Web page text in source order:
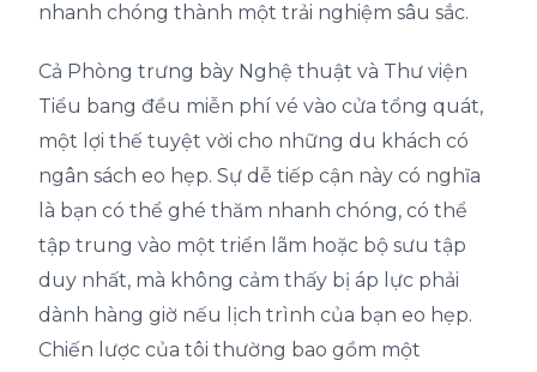
nhanh chóng thành một trải nghiệm sâu sắc.
Cả Phòng trưng bày Nghệ thuật và Thư viện
Tiểu bang đều miễn phí vé vào cửa tổng quát,
một lợi thế tuyệt vời cho những du khách có
ngân sách eo hẹp. Sự dễ tiếp cận này có nghĩa
là bạn có thể ghé thăm nhanh chóng, có thể
tập trung vào một triển lãm hoặc bộ sưu tập
duy nhất, mà không cảm thấy bị áp lực phải
dành hàng giờ nếu lịch trình của bạn eo hẹp.
Chiến lược của tôi thường bao gồm một